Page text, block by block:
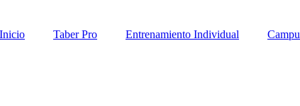
Inicio Taber Pro Entrenamiento Individual